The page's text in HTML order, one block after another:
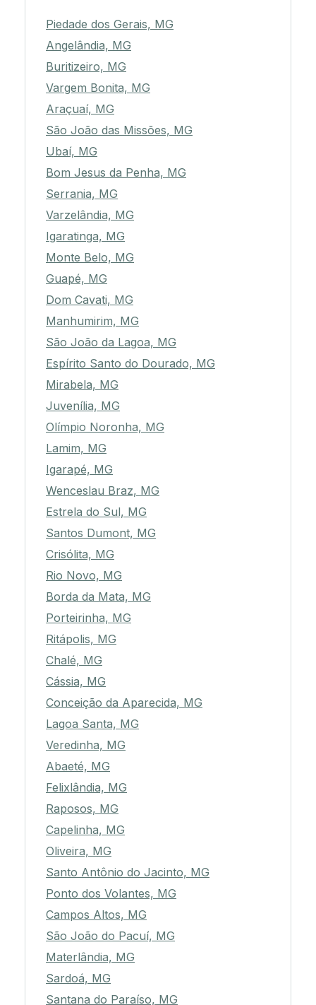
Piedade dos Gerais, MG
Angelândia, MG
Buritizeiro, MG
Vargem Bonita, MG
Araçuaí, MG
São João das Missões, MG
Ubaí, MG
Bom Jesus da Penha, MG
Serrania, MG
Varzelândia, MG
Igaratinga, MG
Monte Belo, MG
Guapé, MG
Dom Cavati, MG
Manhumirim, MG
São João da Lagoa, MG
Espírito Santo do Dourado, MG
Mirabela, MG
Juvenília, MG
Olímpio Noronha, MG
Lamim, MG
Igarapé, MG
Wenceslau Braz, MG
Estrela do Sul, MG
Santos Dumont, MG
Crisólita, MG
Rio Novo, MG
Borda da Mata, MG
Porteirinha, MG
Ritápolis, MG
Chalé, MG
Cássia, MG
Conceição da Aparecida, MG
Lagoa Santa, MG
Veredinha, MG
Abaeté, MG
Felixlândia, MG
Raposos, MG
Capelinha, MG
Oliveira, MG
Santo Antônio do Jacinto, MG
Ponto dos Volantes, MG
Campos Altos, MG
São João do Pacuí, MG
Materlândia, MG
Sardoá, MG
Santana do Paraíso, MG